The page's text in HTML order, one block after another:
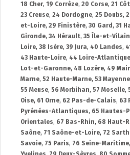
18 Cher, 19 Corrèze, 20 Corse, 21
23 Creuse, 24 Dordogne, 25 Doubs,
et-Loire, 29 Finistère, 30 Gard , 31
Gironde, 34 Hérault, 35 Île-et-
Loire, 38 Isère, 39 Jura, 40 Landes,
43 Haute-Loire, 44 Loire-Atlantique
Lot-et-Garonne, 48 Lozère, 49
Marne, 52 Haute-Marne, 53 Mayenne
55 Meuse, 56 Morbihan, 57 Moselle,
Oise, 61 Orne, 62 Pas-de-Calais, 63
Pyrénées-Atlantiques, 65 Hautes-
Orientales, 67 Bas-Rhin, 68 Haut-
Saône, 71 Saône-et-Loire, 72
Savoie, 75 Paris, 76 Seine-Maritime,